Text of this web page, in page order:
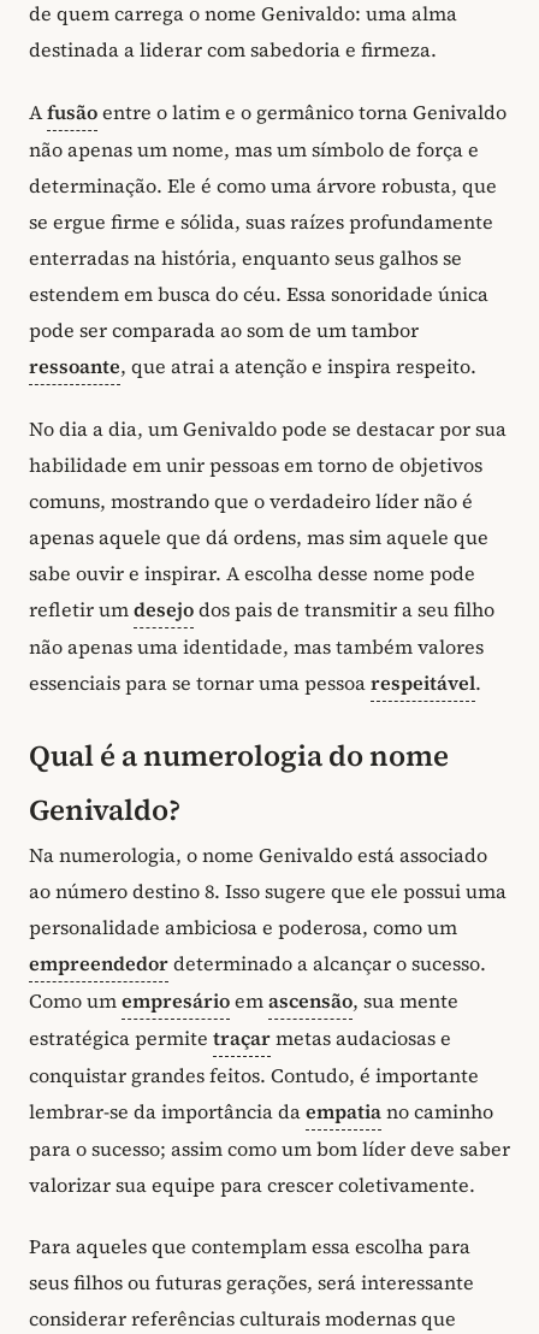
de quem carrega o nome Genivaldo: uma alma
destinada a liderar com sabedoria e firmeza.
Afusãoentre o latim e o germânico torna Genivaldo
não apenas um nome, mas um símbolo de força e
determinação. Ele é como uma árvore robusta, que
se ergue firme e sólida, suas raízes profundamente
enterradas na história, enquanto seus galhos se
estendem em busca do céu. Essa sonoridade única
pode ser comparada ao som de um tambor
ressoante, que atrai a atenção e inspira respeito.
No dia a dia, um Genivaldo pode se destacar por sua
habilidade em unir pessoas em torno de objetivos
comuns, mostrando que o verdadeiro líder não é
apenas aquele que dá ordens, mas sim aquele que
sabe ouvir e inspirar. A escolha desse nome pode
refletir umdesejodos pais de transmitir a seu filho
não apenas uma identidade, mas também valores
essenciais para se tornar uma pessoarespeitável.
Qual é a numerologia do nome
Genivaldo?
Na numerologia, o nome Genivaldo está associado
ao número destino 8. Isso sugere que ele possui uma
personalidade ambiciosa e poderosa, como um
empreendedordeterminado a alcançar o sucesso.
Como umempresárioemascensão, sua mente
estratégica permite traçarmetas audaciosas e
conquistar grandes feitos. Contudo, é importante
lembrar-se da importância daempatiano caminho
para o sucesso; assim como um bom líder deve saber
valorizar sua equipe para crescer coletivamente.
Para aqueles que contemplam essa escolha para
seus filhos ou futuras gerações, será interessante
considerar referências culturais modernas que